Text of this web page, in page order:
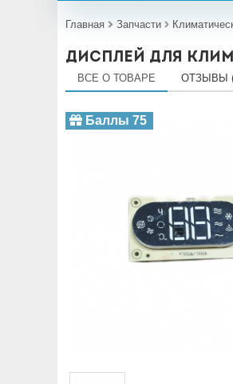
Главная Запчасти
Дисплей для
ВСЕ О ТОВАРЕ ОТЗЫВЫ
Баллы 75